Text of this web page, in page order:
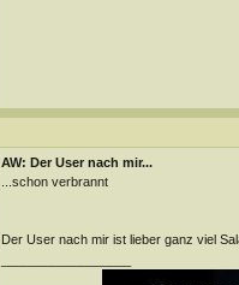
AW: Der User nach mir...
...schon verbrannt
Der User nach mir ist lieber ganz viel